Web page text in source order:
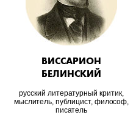
ВИССАРИОН
БЕЛИНСКИЙ
русский литературный критик,
мыслитель, публицист, философ,
писатель